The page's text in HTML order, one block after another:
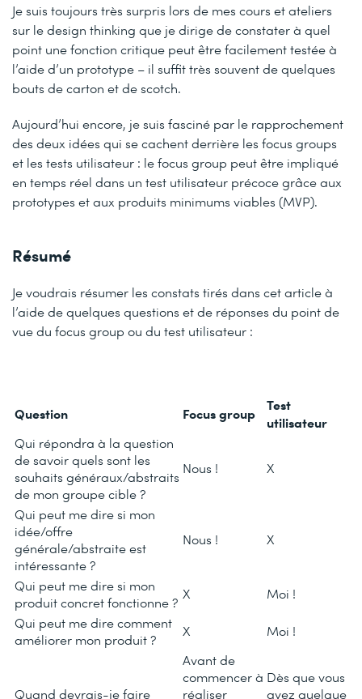
Je suis toujours très surpris lors de mes cours et ateliers
sur le design thinking que je dirige de constater à quel
point une fonction critique peut être facilement testée à
l’aide d’un prototype – il suffit très souvent de quelques
bouts de carton et de scotch.
Aujourd’hui encore, je suis fasciné par le rapprochement
des deux idées qui se cachent derrière les focus groups
et les tests utilisateur : le focus group peut être impliqué
en temps réel dans un test utilisateur précoce grâce aux
prototypes et aux produits minimums viables (MVP).
Résumé
Je voudrais résumer les constats tirés dans cet article à
l’aide de quelques questions et de réponses du point de
vue du focus group ou du test utilisateur :
Question Focus group
Test
utilisateur
Qui répondra à la question
de savoir quels sont les
souhaits généraux/abstraits
de mon groupe cible ?
Nous ! X
Qui peut me dire si mon
idée/offre
générale/abstraite est
intéressante ?
Nous ! X
Qui peut me dire si mon
produit concret fonctionne ?
X
Moi !
Qui peut me dire comment
améliorer mon produit ?
X Moi !
Quand devrais-je faire
Avant de
commencer à
réaliser
Dès que vous
avez quelque